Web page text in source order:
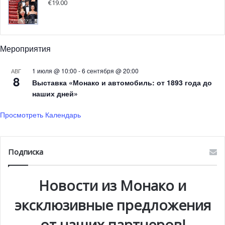
мотивах по проекту Omega Architects с использованием
эбенового дерева, кожи и натуральных камней.
в мире. С давних времен известна магическая
способность эбена заряжать человека силой, энергией
и здоровьем. Многочисленные предметы декора и
самобытного прикладного искусства придают интерьеру
отдыхающих к природе.
€19.00
Мероприятия
АВГ
8
1 июля @ 10:00 -6 сентября @ 20:00
Выставка «Монако и автомобиль: от 1893 года до
наших дней»
Просмотреть Календарь
Подписка
Новости из Монако и
эксклюзивные предложения